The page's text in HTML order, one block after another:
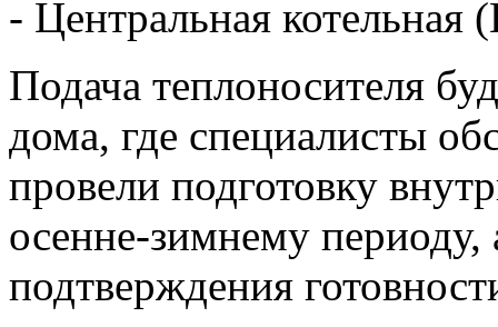
- Центральная котельная
Подача теплоносителя
дома, где специалисты
провели подготовку
осенне-зимнему периоду,
подтверждения